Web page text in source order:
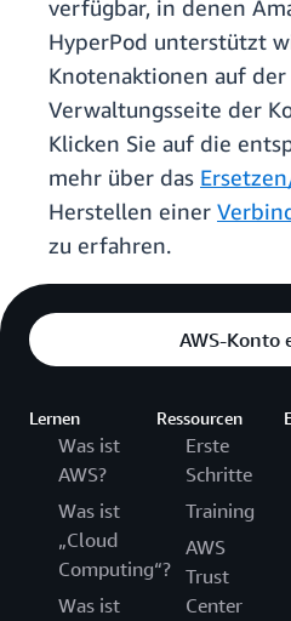
verfügbar, in denen
HyperPod unterstützt
Knotenaktionen auf
Verwaltungsseite der
Klicken Sie auf die
mehr über das
Herstellen einer
zu erfahren.
AWS-Konto
Lernen
Was ist
AWS?
Was ist
„Cloud
Computing“?
Was ist
Ressourcen
Erste
Schritte
Training
AWS
Trust
Center